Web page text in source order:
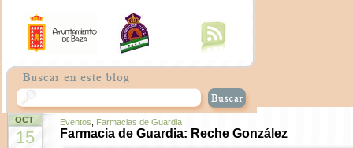
OCT
15
Eventos Farmacias de Guardia
Farmacia de Guardia: Reche González